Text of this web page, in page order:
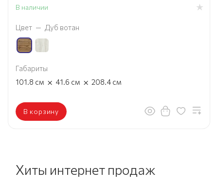
В наличии
Цвет — Дуб вотан
Габариты
101.8 см × 41.6 см × 208.4 см
В корзину
Хиты интернет продаж